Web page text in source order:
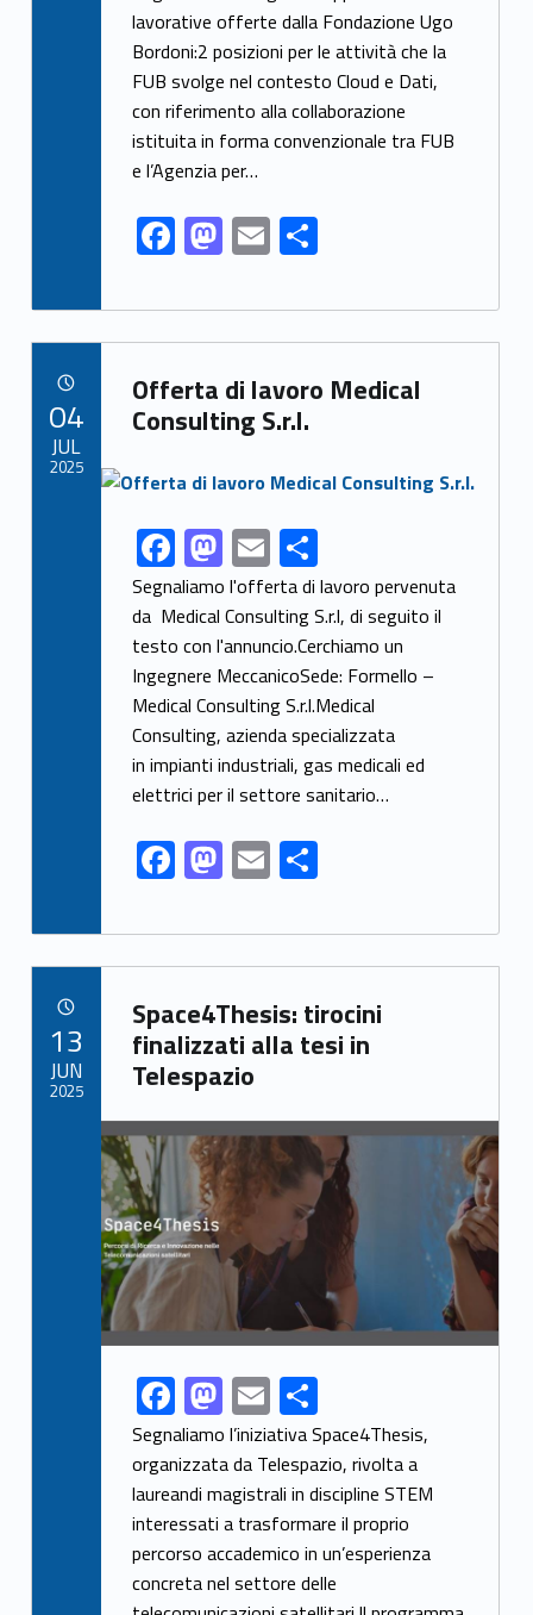
e
b
o
o
k
to
d
o
n
ai
l
ar
e
lavorative offerte dalla Fondazione Ugo
Bordoni:2 posizioni per le attività che la
FUB svolge nel contesto Cloud e Dati,
con riferimento alla collaborazione
istituita in forma convenzionale tra FUB
e l’Agenzia per…
F
ac
e
b
o
o
k
M
as
to
d
o
n
E
m
ai
l
S
ar
e
Link identifier archive #link-archive-89868
Offerta di lavoro Medical
Consulting S.r.l.
Link identifier archive #link-archive-thumb-soap-28974
Link identifier share facebook archive #share-link-archive-40100F
ac
e
b
o
o
k
M
as
to
d
o
n
E
m
ai
l
S
h
ar
e
Segnaliamo l'offerta di lavoro pervenuta
da Medical Consulting S.r.l, di seguito il
testo con l'annuncio.Cerchiamo un
Ingegnere MeccanicoSede: Formello –
Medical Consulting S.r.l.Medical
Consulting, azienda specializzata
in impianti industriali, gas medicali ed
elettrici per il settore sanitario…
F
ac
e
b
o
o
k
M
as
to
d
o
n
E
m
ai
l
S
ar
e
04
JUL
2025
Link identifier archive #link-archive-68297
Space4Thesis: tirocini
finalizzati alla tesi in
Telespazio
Link identifier archive #link-archive-thumb-soap-47883
Link identifier share facebook archive #share-link-archive-8080F
ac
e
b
o
o
M
as
to
d
o
n
E
m
ai
l
S
h
ar
e
Segnaliamo l’iniziativa Space4Thesis,
organizzata da Telespazio, rivolta a
laureandi magistrali in discipline STEM
interessati a trasformare il proprio
percorso accademico in un’esperienza
concreta nel settore delle
13
JUN
2025